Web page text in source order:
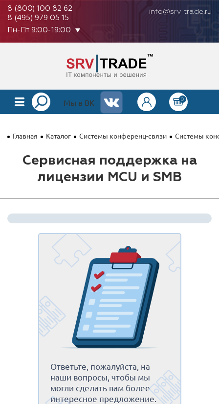
8 (800) 100 82 62
8 (495) 979 05 15
info@srv-trade.ru
Пн-Пт 9:00-19:00
КАТАЛОГ
ОПЛАТА
ГАРАНТИЯ
КОНТАКТЫ
Мы в ВК 0
Главная Каталог Системы конференц-связи Системы
Сервисная поддержка на
лицензии MCU и SMB
Ответьте, пожалуйста, на
наши вопросы, чтобы мы
могли сделать вам более
интересное предложение.